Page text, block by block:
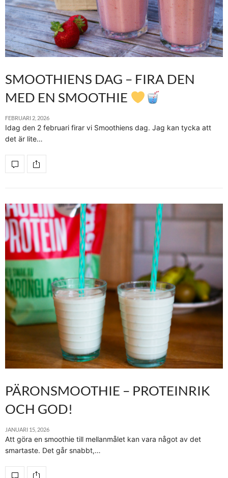
SMOOTHIENS DAG – FIRA DEN
MED EN SMOOTHIE
FEBRUARI 2, 2026
Idag den 2 februari firar vi Smoothiens dag. Jag kan tycka att
det är lite…
PÄRONSMOOTHIE – PROTEINRIK
OCH GOD!
JANUARI 15, 2026
Att göra en smoothie till mellanmålet kan vara något av det
smartaste. Det går snabbt,…